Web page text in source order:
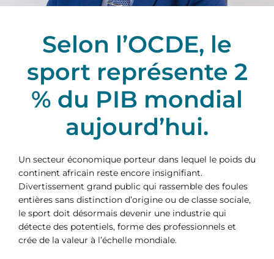
Selon l’OCDE, le
sport représente 2
% du PIB mondial
aujourd’hui.
Un secteur économique porteur dans lequel le poids du
continent africain reste encore insignifiant.
Divertissement grand public qui rassemble des foules
entières sans distinction d’origine ou de classe sociale,
le sport doit désormais devenir une industrie qui
détecte des potentiels, forme des professionnels et
crée de la valeur à l’échelle mondiale.